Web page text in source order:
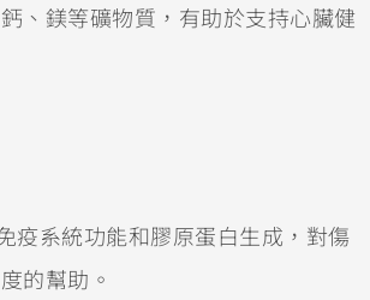
、鎂等礦物質，有助於支持心臟健
疫系統功能和膠原蛋白生成，對傷
的幫助。